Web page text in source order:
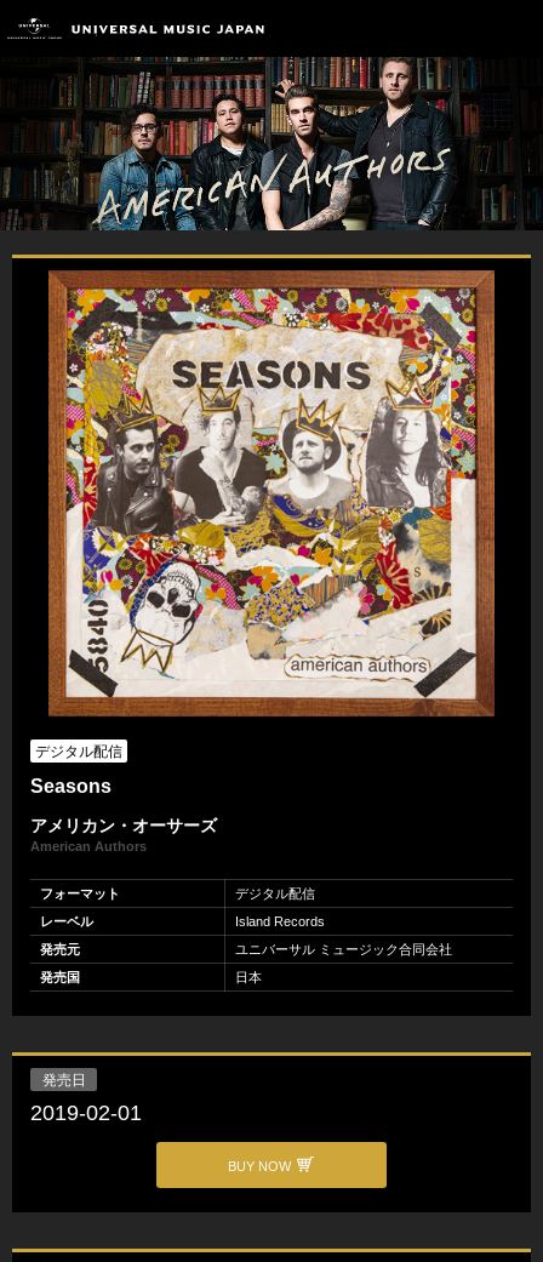
デジタル配信
Seasons
アメリカン・オーサーズ
American Authors
フォーマット
デジタル配信
レーベル
Island Records
発売元
ユニバーサル ミュージック合同会社
発売国
日本
発売日
2019-02-01
BUY NOW